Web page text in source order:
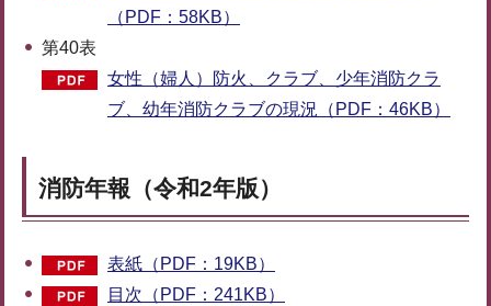
（PDF：58KB）
第40表
女性（婦人）防火、クラブ、少年消防クラ
ブ、幼年消防クラブの現況（PDF：46KB）
消防年報（令和2年版）
表紙（PDF：19KB）
目次（PDF：241KB）